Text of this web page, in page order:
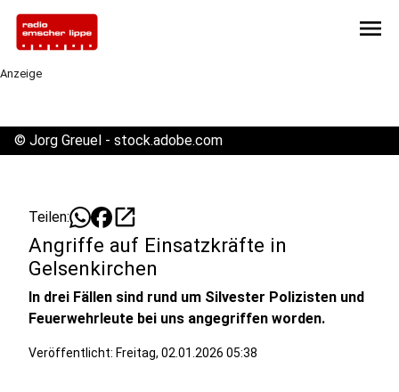
menu
Anzeige
© Jorg Greuel - stock.adobe.com
Teilen: open_in_new
Angriffe auf Einsatzkräfte in
Gelsenkirchen
In drei Fällen sind rund um Silvester Polizisten und
Feuerwehrleute bei uns angegriffen worden.
Veröffentlicht: Freitag, 02.01.2026 05:38